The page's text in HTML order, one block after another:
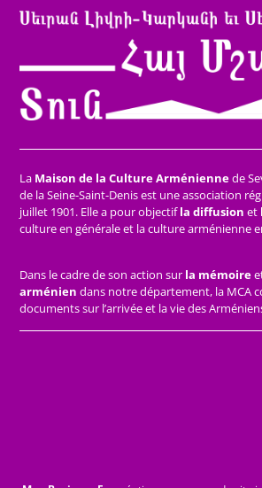
La Maison de la Culture Arméniennede
de la Seine-Saint-Denis est une association
juillet 1901. Elle a pour objectifla diffusion et
culture en générale et la culture arménienne
Dans le cadre de son action sur la mémoire
arménien dans notre département, la MCA
documents sur l’arrivée et la vie des